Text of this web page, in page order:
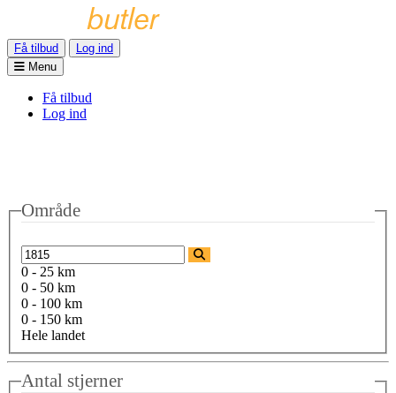
Få tilbud
Log ind
Menu
Få tilbud
Log ind
Område
0 - 25 km
0 - 50 km
0 - 100 km
0 - 150 km
Hele landet
Antal stjerner